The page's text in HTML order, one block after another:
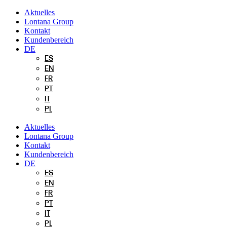
Zum
Inhalt
springen
Aktuelles
Lontana Group
Kontakt
Kundenbereich
DE
ES
EN
FR
PT
PL
Aktuelles
Lontana Group
Kontakt
Kundenbereich
DE
ES
EN
FR
PT
PL